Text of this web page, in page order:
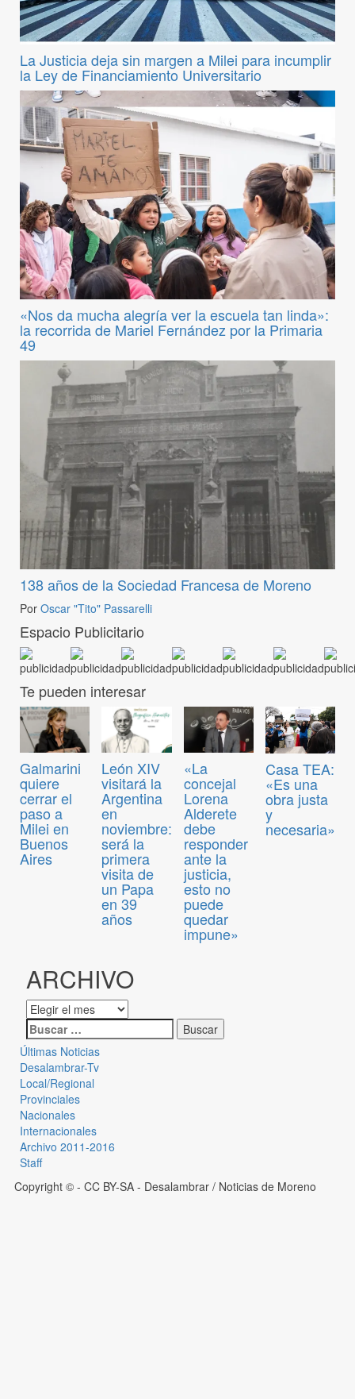
La Justicia deja sin margen a Milei para incumplir
la Ley de Financiamiento Universitario
«Nos da mucha alegría ver la escuela tan linda»:
la recorrida de Mariel Fernández por la Primaria
49
138 años de la Sociedad Francesa de Moreno
Por Oscar "Tito" Passarelli
Espacio Publicitario
Te pueden interesar
Galmarini
quiere
cerrar el
paso a
Milei en
Buenos
Aires
León XIV
visitará la
Argentina
en
noviembre:
será la
primera
visita de
un Papa
en 39
años
«La
concejal
Lorena
Alderete
debe
responder
ante la
justicia,
esto no
puede
quedar
impune»
Casa TEA:
«Es una
obra justa
y
necesaria»
ARCHIVO
Últimas Noticias
Desalambrar-Tv
Local/Regional
Provinciales
Nacionales
Internacionales
Archivo 2011-2016
Staff
Copyright © - CC BY-SA - Desalambrar / Noticias de Moreno